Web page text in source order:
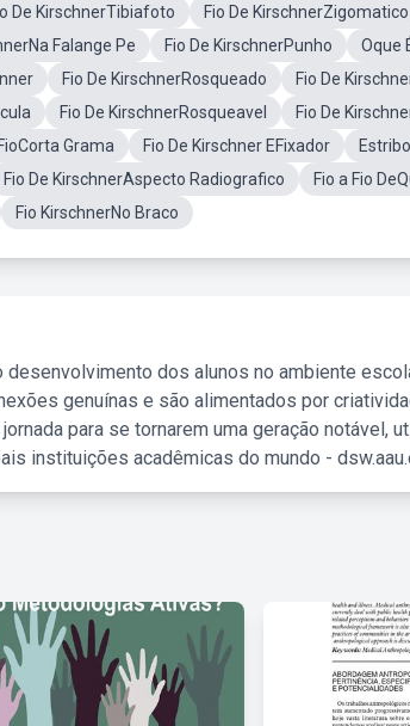
De KirschnerTibiafoto
Fio De KirschnerZigomatico
Falange Pe Fio De KirschnerPunho
Oque
Fio De KirschnerRosqueado
Fio De
Fio De KirschnerRosqueavel
Fio De
FioCorta Grama Fio De Kirschner EFixador
Fio De KirschnerAspecto Radiografico
Fio a Fio
Fio KirschnerNo Braco
desenvolvimento dos alunos no ambiente
genuínas e são alimentados por
para se tornarem uma geração notável,
instituições acadêmicas do mundo -